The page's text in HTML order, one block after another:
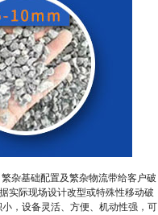
杂基础配置及繁杂物流带给客户破
实际现场设计改型或特殊性移动破
，设备灵活、方便、机动性强，可